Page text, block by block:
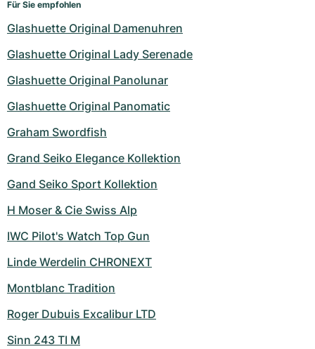
Für Sie empfohlen
Glashuette Original Damenuhren
Glashuette Original Lady Serenade
Glashuette Original Panolunar
Glashuette Original Panomatic
Graham Swordfish
Grand Seiko Elegance Kollektion
Gand Seiko Sport Kollektion
H Moser & Cie Swiss Alp
IWC Pilot's Watch Top Gun
Linde Werdelin CHRONEXT
Montblanc Tradition
Roger Dubuis Excalibur LTD
Sinn 243 TI M